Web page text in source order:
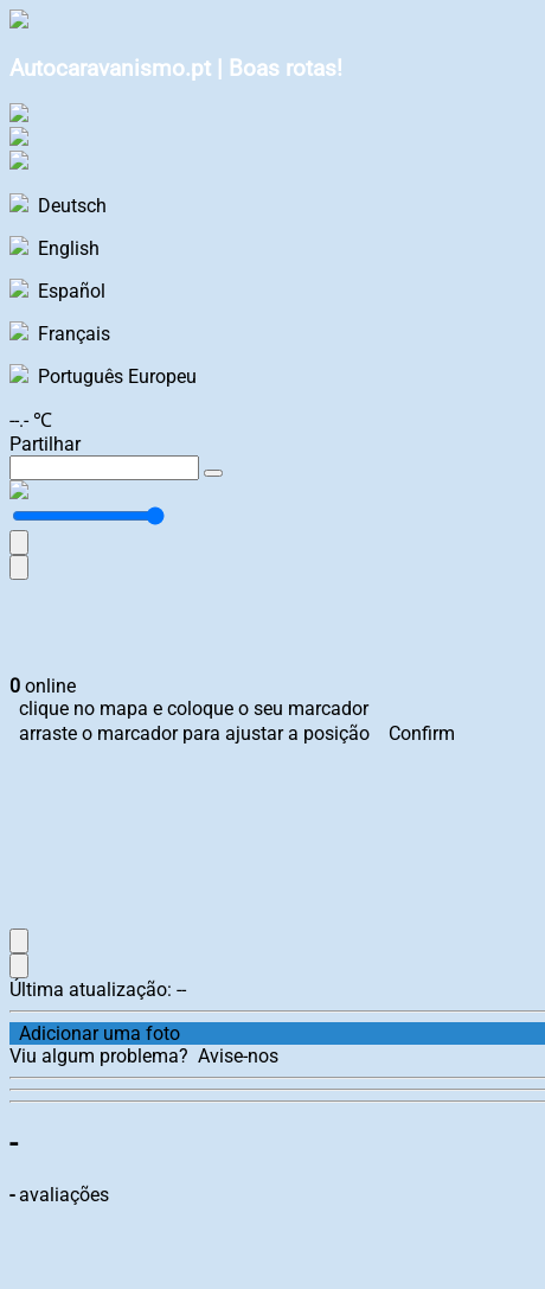
Autocaravanismo.pt | Boas rotas!
Deutsch
English
Español
Français
Português Europeu
--.- ℃
Partilhar
0 online
clique no mapa e coloque o seu marcador
arraste o marcador para ajustar a posição
Confirm
Última atualização: --
Adicionar uma foto
Viu algum problema? Avise-nos
-
-avaliações